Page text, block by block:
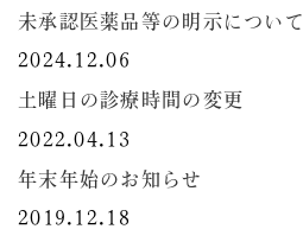
未承認医薬品等の明示について
2024.12.06
土曜日の診療時間の変更
2022.04.13
年末年始のお知らせ
2019.12.18